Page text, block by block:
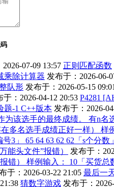
07-09 13:57 正则匹配函数
乘除计算器 发布于：2026-06-
队形 发布于：2026-05-15 09:01
于：2026-04-12 20:53 P4281
题-1 C++版本 发布于：2026-
为该选手的最终成绩。 有n
多名选手成绩正好一样） 样
3」 65 64 63 62 62「s个分
能头文件”报错）
发布于：
错） 样例输入： 10「买货总
于：2026-03-22 21:05 最后一
猜数字游戏 发布于：